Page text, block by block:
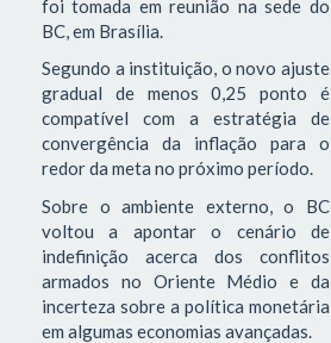
foi tomada em reunião na sede do
BC, em Brasília.
Segundo a instituição, o novo ajuste
gradual de menos 0,25 ponto é
compatível com a estratégia de
convergência da inflação para o
redor da meta no próximo período.
Sobre o ambiente externo, o BC
voltou a apontar o cenário de
indefinição acerca dos conflitos
armados no Oriente Médio e da
incerteza sobre a política monetária
em algumas economias avançadas.